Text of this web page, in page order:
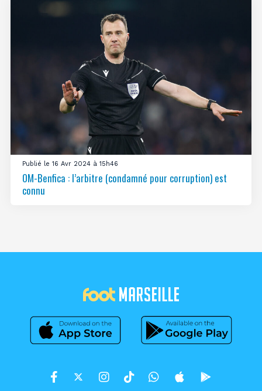
Publié le 16 Avr 2024 à 15h46
OM-Benfica : l’arbitre (condamné pour corruption) est
connu